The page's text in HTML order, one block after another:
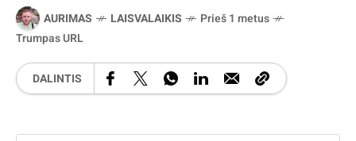
AURIMAS LAISVALAIKIS
Prieš 1 metus
Trumpas URL
DALINTIS